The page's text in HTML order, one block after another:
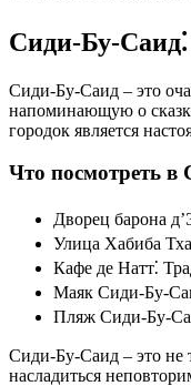
Сиди-Бу-Саид⁚
Сиди-Бу-Саид – это
напоминающую о
городок является
Что посмотреть
Дворец барона
Улица Хабиба
Кафе де Натт⁚
Маяк Сиди-Бу-
Пляж Сиди-Бу-
Сиди-Бу-Саид – это не
насладиться